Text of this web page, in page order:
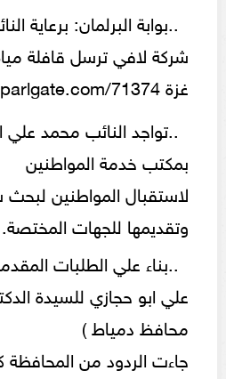
..بوابة البرلمان: برعاية
شركة لافي ترسل قافلة
غزة https://www.parlgate.com/71374
..تواجد النائب محمد علي
بمكتب خدمة المواطنين
لاستقبال المواطنين
وتقديمها للجهات المختصة.
..بناء علي الطلبات
علي ابو حجازي للسيدة
محافظ دمياط )
جاءت الردود من المحافظة